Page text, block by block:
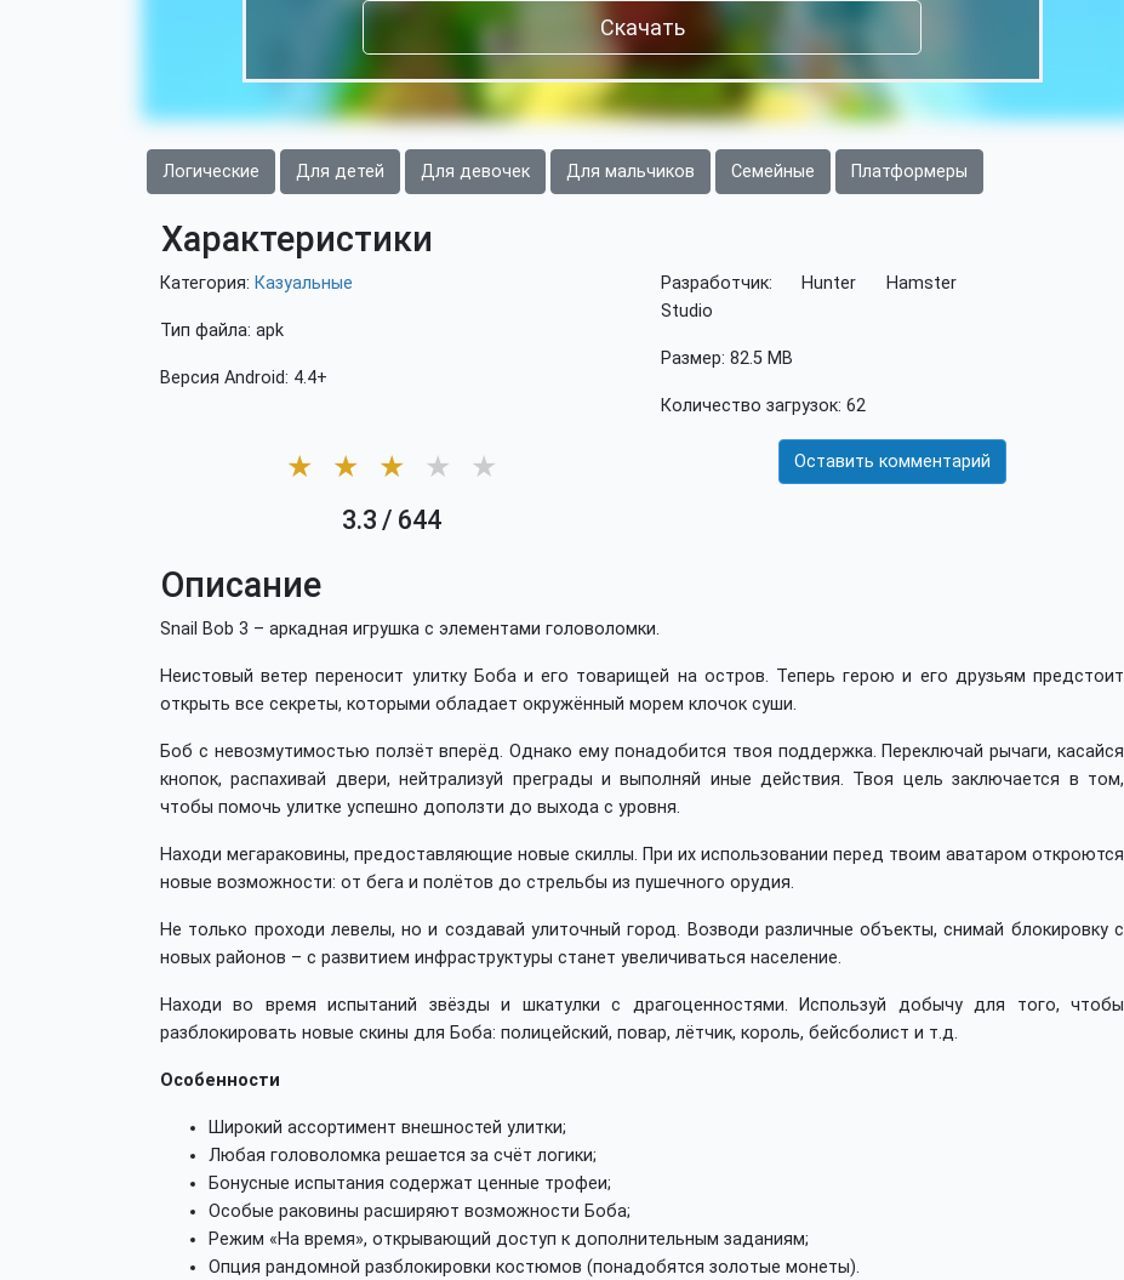
Скачать
Логические Для детей Для девочек Для мальчиков Семейные Платформеры
Характеристики
Категория: Казуальные
Тип файла: apk
Версия Android: 4.4+
Разработчик: Hunter Hamster
Studio
Размер: 82.5 MB
Количество загрузок: 62
★ ★ ★ ★ ★
3.3 / 644
Оставить комментарий
Описание
Snail Bob 3 – аркадная игрушка с элементами головоломки.
Неистовый ветер переносит улитку Боба и его товарищей на остров. Теперь герою и его друзьям предстоит
открыть все секреты, которыми обладает окружённый морем клочок суши.
Боб с невозмутимостью ползёт вперёд. Однако ему понадобится твоя поддержка. Переключай рычаги, касайся
кнопок, распахивай двери, нейтрализуй преграды и выполняй иные действия. Твоя цель заключается в том,
чтобы помочь улитке успешно доползти до выхода с уровня.
Находи мегараковины, предоставляющие новые скиллы. При их использовании перед твоим аватаром откроются
новые возможности: от бега и полётов до стрельбы из пушечного орудия.
Не только проходи левелы, но и создавай улиточный город. Возводи различные объекты, снимай блокировку с
новых районов – с развитием инфраструктуры станет увеличиваться население.
Находи во время испытаний звёзды и шкатулки с драгоценностями. Используй добычу для того, чтобы
разблокировать новые скины для Боба: полицейский, повар, лётчик, король, бейсболист и т.д.
Особенности
Широкий ассортимент внешностей улитки;
Любая головоломка решается за счёт логики;
Бонусные испытания содержат ценные трофеи;
Особые раковины расширяют возможности Боба;
Режим «На время», открывающий доступ к дополнительным заданиям;
Опция рандомной разблокировки костюмов (понадобятся золотые монеты).